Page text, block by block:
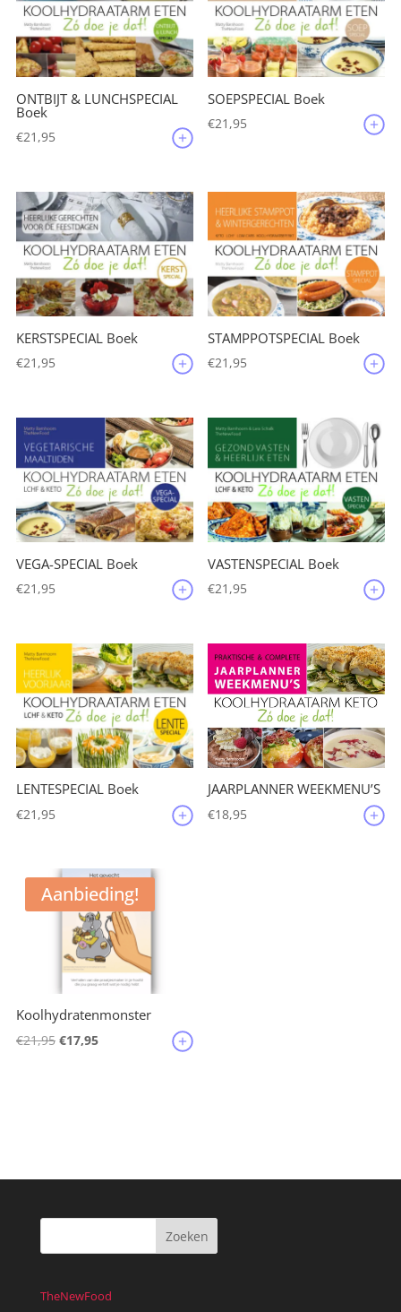
ONTBIJT & LUNCHSPECIAL
Boek
€21,95
SOEPSPECIAL Boek
€21,95
KERSTSPECIAL Boek
€21,95
STAMPPOTSPECIAL Boek
€21,95
VEGA-SPECIAL Boek
€21,95
VASTENSPECIAL Boek
€21,95
LENTESPECIAL Boek
€21,95
JAARPLANNER WEEKMENU’S
€18,95
Aanbieding!
Koolhydratenmonster
€21,95 Oorspronkelijke
€17,95Huidige
TheNewFood